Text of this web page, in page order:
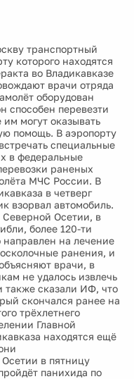
транспортный
которого находятся
во Владикавказе
врачи отряда
оборудован
способен перевезти
могут оказывать
помощь. В аэропорту
специальные
в федеральные
раненых
МЧС России. В
в четверг
взорвал автомобиль.
Осетии, в
более 120-ти
на лечение
ранения, и
врачи, в
не удалось извлечь
также сказали ИФ, что
скончался ранее на
трёхлетнего
Главной
находятся ещё
в пятницу
панихида по